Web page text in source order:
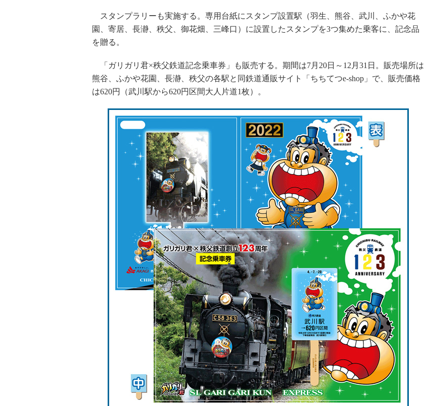
スタンプラリーも実施する。専用台紙にスタンプ設置駅（羽生、熊谷、武川、ふかや花
園、寄居、長瀞、秩父、御花畑、三峰口）に設置したスタンプを3つ集めた乗客に、記念品
を贈る。
「ガリガリ君×秩父鉄道記念乗車券」も販売する。期間は7月20日～12月31日。販売場所は
熊谷、ふかや花園、長瀞、秩父の各駅と同鉄道通販サイト「ちちてつe-shop」で、販売価格
は620円（武川駅から620円区間大人片道1枚）。